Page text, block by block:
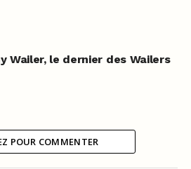
Wailer, le dernier des Wailers
POUR COMMENTER